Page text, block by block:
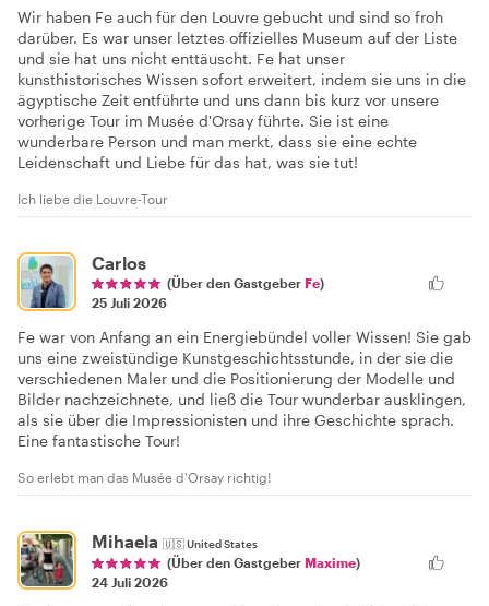
Wir haben Fe auch für den Louvre gebucht und sind so froh
darüber. Es war unser letztes offizielles Museum auf der Liste
und sie hat uns nicht enttäuscht. Fe hat unser
kunsthistorisches Wissen sofort erweitert, indem sie uns in die
ägyptische Zeit entführte und uns dann bis kurz vor unsere
vorherige Tour im Musée d'Orsay führte. Sie ist eine
wunderbare Person und man merkt, dass sie eine echte
Leidenschaft und Liebe für das hat, was sie tut!
Ich liebe die Louvre-Tour
Carlos
(Über den Gastgeber Fe)
25 Juli 2026
Fe war von Anfang an ein Energiebündel voller Wissen! Sie gab
uns eine zweistündige Kunstgeschichtsstunde, in der sie die
verschiedenen Maler und die Positionierung der Modelle und
Bilder nachzeichnete, und ließ die Tour wunderbar ausklingen,
als sie über die Impressionisten und ihre Geschichte sprach.
Eine fantastische Tour!
So erlebt man das Musée d'Orsay richtig!
Mihaela 🇺🇸United States
(Über den Gastgeber Maxime)
24 Juli 2026